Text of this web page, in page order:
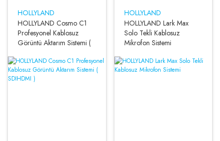
HOLLYLAND
HOLLYLAND Cosmo C1
Profesyonel Kablosuz
Görüntü Aktarım Sistemi (
HOLLYLAND
HOLLYLAND Lark Max
Solo Tekli Kablosuz
Mikrofon Sistemi